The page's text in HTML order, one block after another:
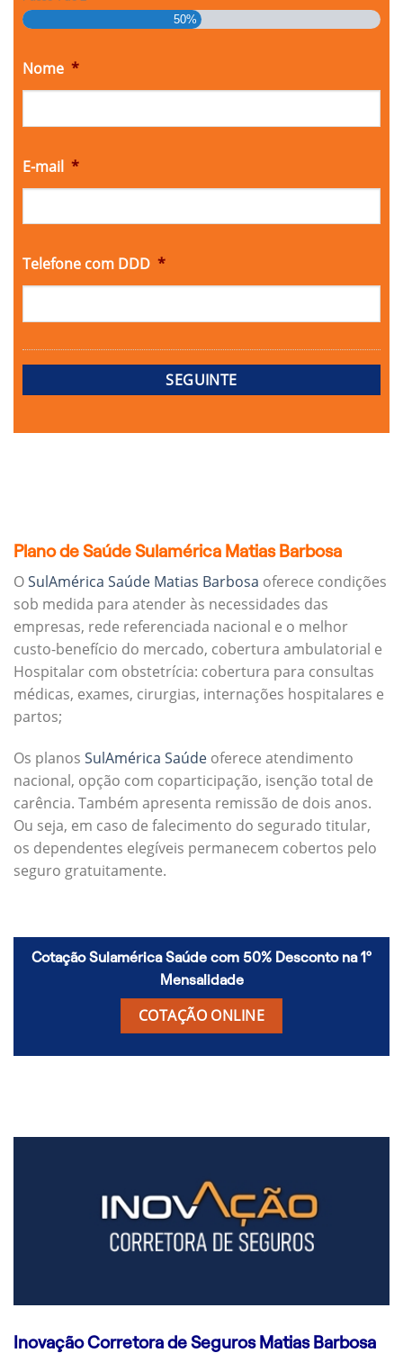
50%
Nome *
E-mail *
Telefone com DDD *
Plano de Saúde Sulamérica Matias Barbosa
OSulAmérica Saúde Matias Barbosa oferece condições
sob medida para atender às necessidades das
empresas, rede referenciada nacional e o melhor
custo-benefício do mercado, cobertura ambulatorial e
Hospitalar com obstetrícia: cobertura para consultas
médicas, exames, cirurgias, internações hospitalares e
partos;
Os planos SulAmérica Saúde oferece atendimento
nacional, opção com coparticipação, isenção total de
carência. Também apresenta remissão de dois anos.
Ou seja, em caso de falecimento do segurado titular,
os dependentes elegíveis permanecem cobertos pelo
seguro gratuitamente.
Cotação Sulamérica Saúde com 50% Desconto na 1º
Mensalidade
COTAÇÃO ONLINE
Inovação Corretora de Seguros Matias Barbosa